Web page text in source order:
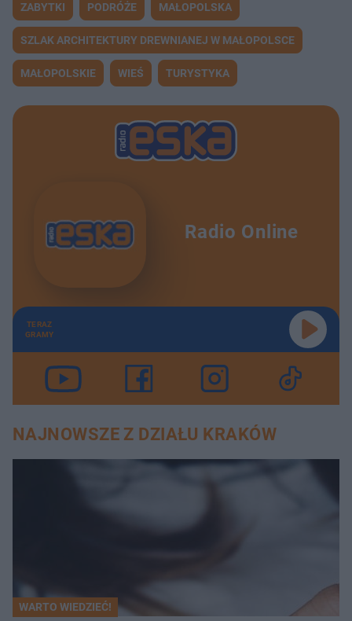
ZABYTKI PODRÓŻE MAŁOPOLSKA
SZLAK ARCHITEKTURY DREWNIANEJ W MAŁOPOLSCE
MAŁOPOLSKIE WIEŚ TURYSTYKA
Radio Online
TERAZ
GRAMY
NAJNOWSZE Z DZIAŁU KRAKÓW
WARTO WIEDZIEĆ!